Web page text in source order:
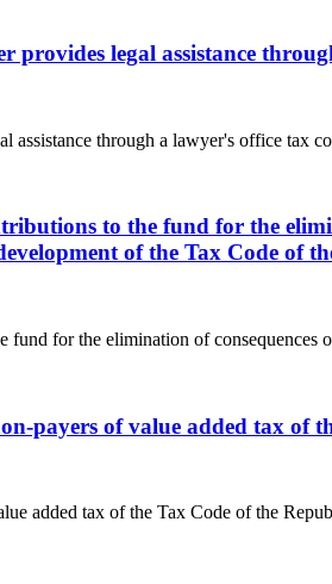
provides legal assistance
assistance through a lawyer's office tax
to the fund for the
of the Tax Code of
for the elimination of consequences
payers of value added tax of
added tax of the Tax Code of the